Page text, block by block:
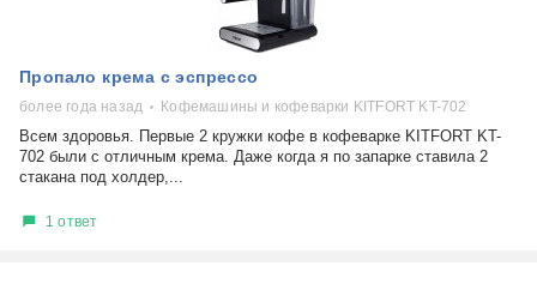
Пропало крема с эспрессо
более года назад Кофемашины и кофеварки KITFORT KT-702
Всем здоровья. Первые 2 кружки кофе в кофеварке KITFORT KT-
702 были с отличным крема. Даже когда я по запарке ставила 2
стакана под холдер,...
1 ответ